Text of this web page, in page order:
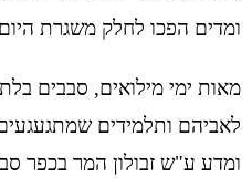
ומדים הפכו לחלק משגרת היום
מאות ימי מילואים, סבבים
לאביהם ותלמידים
ומדע ע"ש זבולון המר בכפר